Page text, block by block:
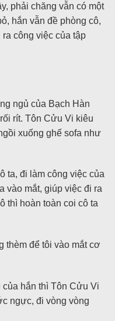
phải chăng vẫn có một
hắn vẫn đề phòng cô,
công việc của tập
ngủ của Bạch Hàn
rít. Tôn Cửu Vi kiêu
xuống ghế sofa như
ta, đi làm công việc của
vào mắt, giúp việc đi ra
thì hoàn toàn coi cô ta
thèm để tôi vào mắt cơ
hắn thì Tôn Cửu Vi
ngực, đi vòng vòng